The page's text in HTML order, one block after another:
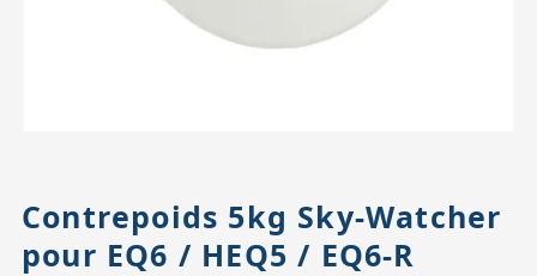
Contrepoids 5kg Sky-Watcher
pour EQ6 / HEQ5 / EQ6-R